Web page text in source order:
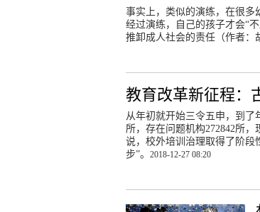
事实上，类似的演练，在很多
经过演练，自己的孩子才会“
推卸成人社会的责任（作者：
教育改革新征程：
从年初就开始三令五申，到
所，存在问题机构272842所
说，校外培训治理取得了阶段
步”。 2018-12-27 08:20